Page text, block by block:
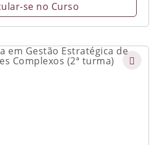
se no Curso